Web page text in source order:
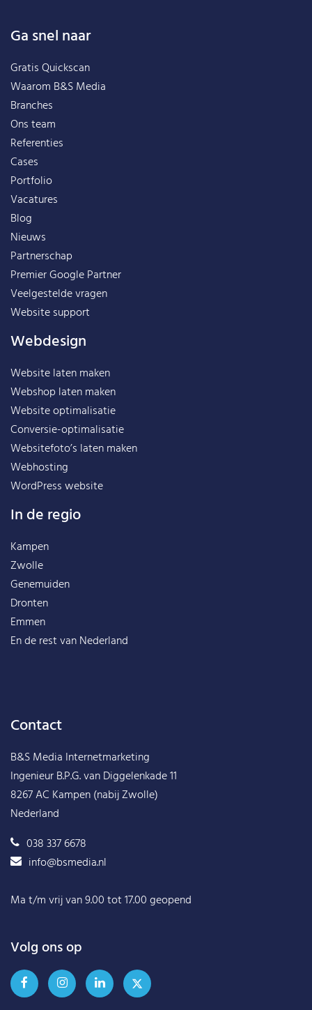
Ga snel naar
Gratis Quickscan
Waarom B&S Media
Branches
Ons team
Referenties
Cases
Portfolio
Vacatures
Blog
Nieuws
Partnerschap
Premier Google Partner
Veelgestelde vragen
Website support
Webdesign
Website laten maken
Webshop laten maken
Website optimalisatie
Conversie-optimalisatie
Websitefoto’s laten maken
Webhosting
WordPress website
In de regio
Kampen
Zwolle
Genemuiden
Dronten
Emmen
En de rest vanNederland
Contact
B&S Media Internetmarketing
Ingenieur B.P.G. van Diggelenkade 11
8267 AC Kampen (nabij Zwolle)
Nederland
038 337 6678
info@bsmedia.nl
Ma t/m vrij van 9.00 tot 17.00 geopend
Volg ons op